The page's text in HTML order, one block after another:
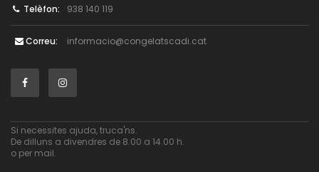
Telèfon: 938 140 119
Correu: informacio@congelatscadi.cat
Si necessites ajuda, truca'ns.
De dilluns a divendres de 8.00 a 14.00 h.
o per mail.